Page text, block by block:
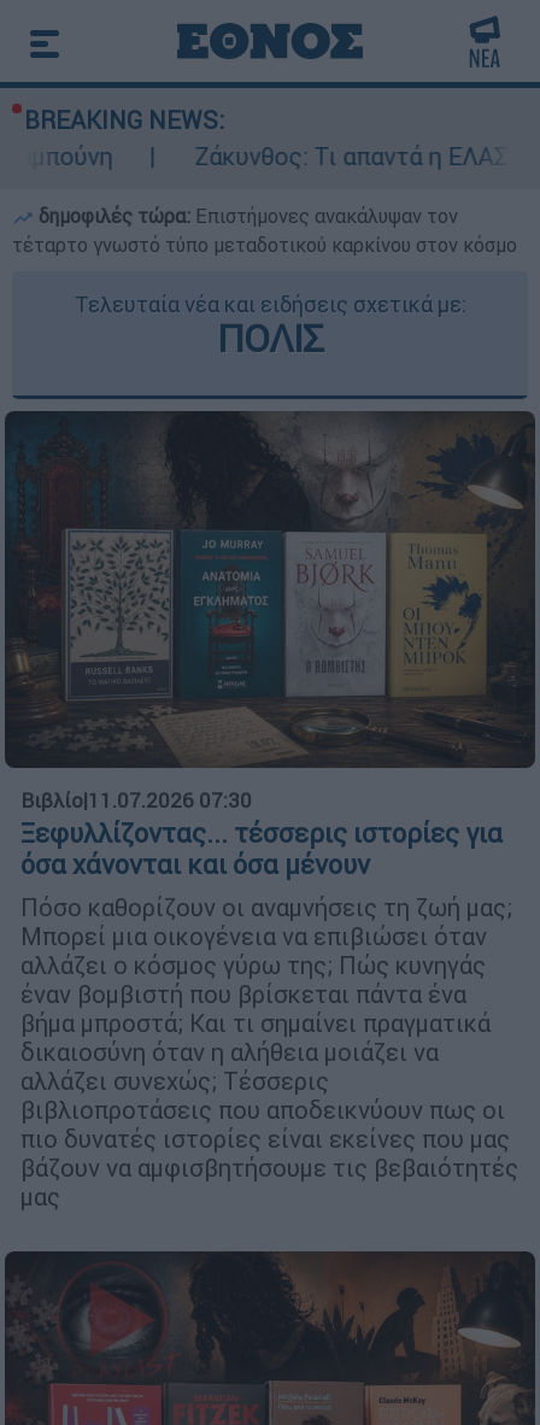
BREAKING NEWS:
Ζάκυνθος: Τι απαντά η ΕΛΑΣ για τους 8
δημοφιλές τώρα: Επιστήμονες ανακάλυψαν τον
τέταρτο γνωστό τύπο μεταδοτικού καρκίνου στον κόσμο
Τελευταία νέα και ειδήσεις σχετικά με:
ΠΟΛΙΣ
Βιβλίο|11.07.2026 07:30
Ξεφυλλίζοντας... τέσσερις ιστορίες για
όσα χάνονται και όσα μένουν
Πόσο καθορίζουν οι αναμνήσεις τη ζωή μας;
Μπορεί μια οικογένεια να επιβιώσει όταν
αλλάζει ο κόσμος γύρω της; Πώς κυνηγάς
έναν βομβιστή που βρίσκεται πάντα ένα
βήμα μπροστά; Και τι σημαίνει πραγματικά
δικαιοσύνη όταν η αλήθεια μοιάζει να
αλλάζει συνεχώς; Τέσσερις
βιβλιοπροτάσεις που αποδεικνύουν πως οι
πιο δυνατές ιστορίες είναι εκείνες που μας
βάζουν να αμφισβητήσουμε τις βεβαιότητές
μας